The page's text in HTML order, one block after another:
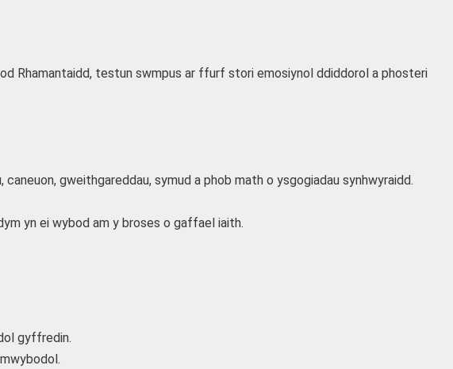
Rhamantaidd, testun swmpus ar ffurf stori emosiynol ddiddorol a phosteri
gweithgareddau, symud a phob math o ysgogiadau synhwyraidd.
yn ei wybod am y broses o gaffael iaith.
gyffredin.